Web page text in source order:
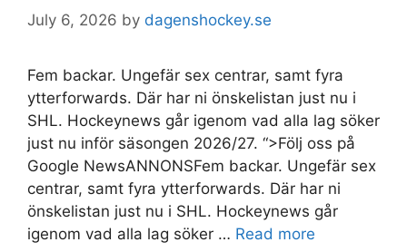
July 6, 2026 by dagenshockey.se
Fem backar. Ungefär sex centrar, samt fyra
ytterforwards. Där har ni önskelistan just nu i
SHL. Hockeynews går igenom vad alla lag söker
just nu inför säsongen 2026/27. “>Följ oss på
Google NewsANNONSFem backar. Ungefär sex
centrar, samt fyra ytterforwards. Där har ni
önskelistan just nu i SHL. Hockeynews går
igenom vad alla lag söker … Read more